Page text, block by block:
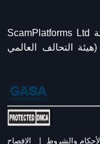
ScamPlatforms هي علامة تجارية لشركة ScamPlatforms Ltd
مسجلة ومرخصة من قبل GAZAGCC (هيئة التحالف العالمي
الأحكام والشروط الافصاح